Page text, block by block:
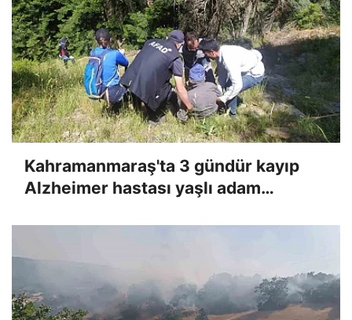
Kahramanmaraş'ta 3 gündür kayıp
Alzheimer hastası yaşlı adam